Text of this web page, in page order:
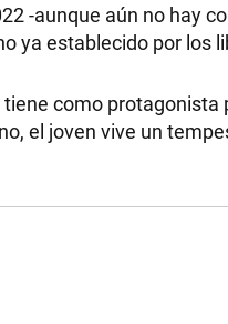
-aunque aún no hay
ya establecido por los
como
el joven vive un